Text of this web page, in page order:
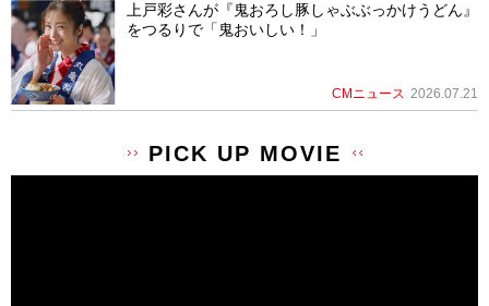
上戸彩さんが『鬼おろし豚しゃぶぶっかけうどん』
をつるりで「鬼おいしい！」
CMニュース 2026.07.21
PICK UP MOVIE